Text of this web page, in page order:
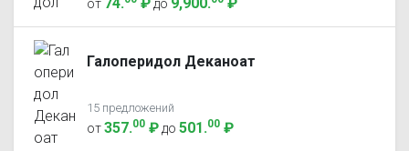
от до
Галоперидол Деканоат
15 предложений
от357.00 ₽ до 501.00 ₽